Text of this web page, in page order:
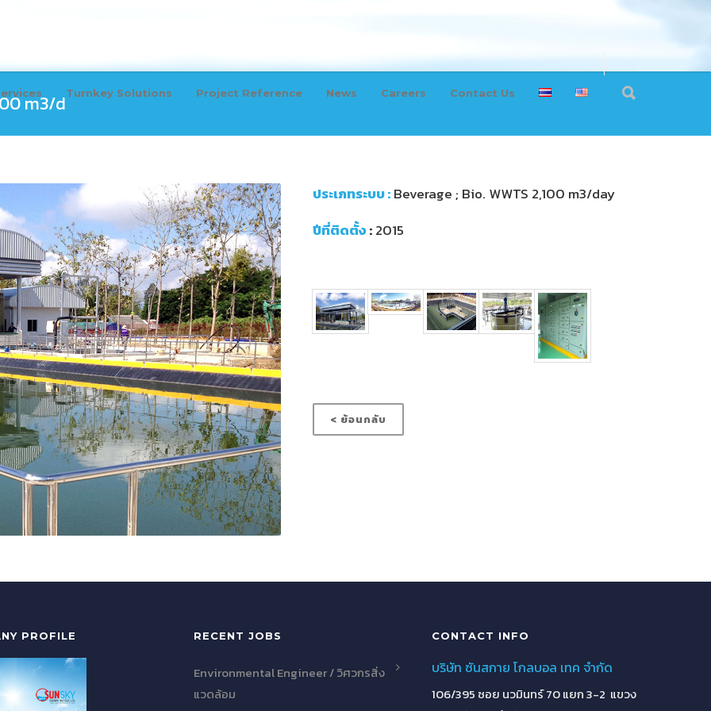
Turnkey Solutions Project Reference News Careers Contact Us
m3/d
ประเภทระบบ :Beverage ; Bio. WWTS 2,100 m3/day
ปีที่ติดตั้ง:2015
< ย้อนกลับ
PROFILE RECENT JOBS
Environmental Engineer / วิศวกรสิ่ง
แวดล้อม
CONTACT INFO
บริษัท ซันสกาย โกลบอล เทค จำกัด
106/395 ซอย นวมินทร์ 70 แยก 3-2 แขวง